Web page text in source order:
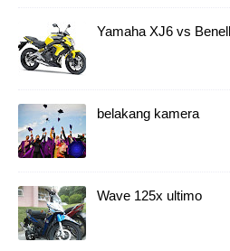
Yamaha XJ6 vs
belakang kamera
Wave 125x ultimo